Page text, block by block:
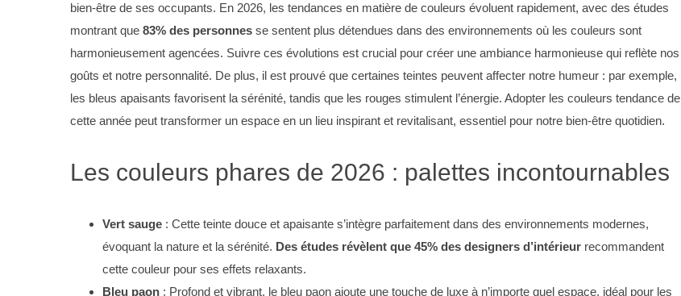
bien-être de ses occupants. En 2026, les tendances en matière de couleurs évoluent rapidement, avec des études
montrant que 83% des personnes se sentent plus détendues dans des environnements où les couleurs sont
harmonieusement agencées. Suivre ces évolutions est crucial pour créer une ambiance harmonieuse qui reflète nos
goûts et notre personnalité. De plus, il est prouvé que certaines teintes peuvent affecter notre humeur : par exemple,
les bleus apaisants favorisent la sérénité, tandis que les rouges stimulent l’énergie. Adopter les couleurs tendance de
cette année peut transformer un espace en un lieu inspirant et revitalisant, essentiel pour notre bien-être quotidien.
Les couleurs phares de 2026 : palettes incontournables
Vert sauge : Cette teinte douce et apaisante s’intègre parfaitement dans des environnements modernes,
évoquant la nature et la sérénité. Des études révèlent que 45% des designers d’intérieur recommandent
cette couleur pour ses effets relaxants.
Bleu paon : Profond et vibrant, le bleu paon ajoute une touche de luxe à n’importe quel espace, idéal pour les